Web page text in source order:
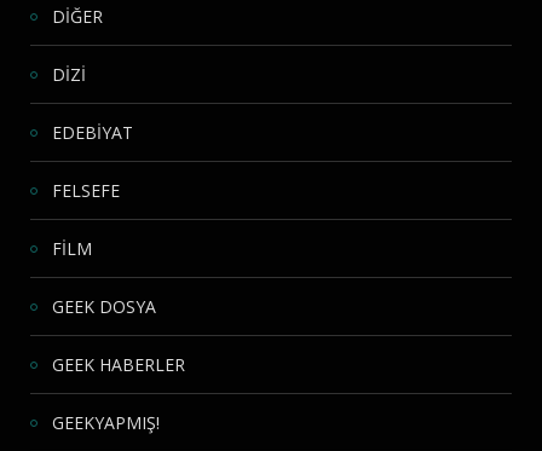
DİĞER
DİZİ
EDEBİYAT
FELSEFE
FİLM
GEEK DOSYA
GEEK HABERLER
GEEKYAPMIŞ!